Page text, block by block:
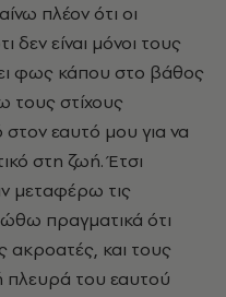
πλέον ότι οι
δεν είναι μόνοι τους
φως κάπου στο βάθος
τους στίχους
εαυτό μου για να
στη ζωή. Έτσι
μεταφέρω τις
πραγματικά ότι
ακροατές, και τους
πλευρά του εαυτού